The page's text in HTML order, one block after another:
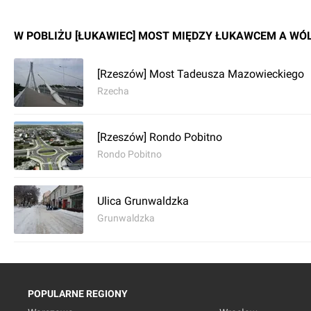
W POBLIŻU [ŁUKAWIEC] MOST MIĘDZY ŁUKAWCEM A
[Rzeszów] Most Tadeusza Mazowieckiego
Rzecha
[Rzeszów] Rondo Pobitno
Rondo Pobitno
Ulica Grunwaldzka
Grunwaldzka
POPULARNE REGIONY